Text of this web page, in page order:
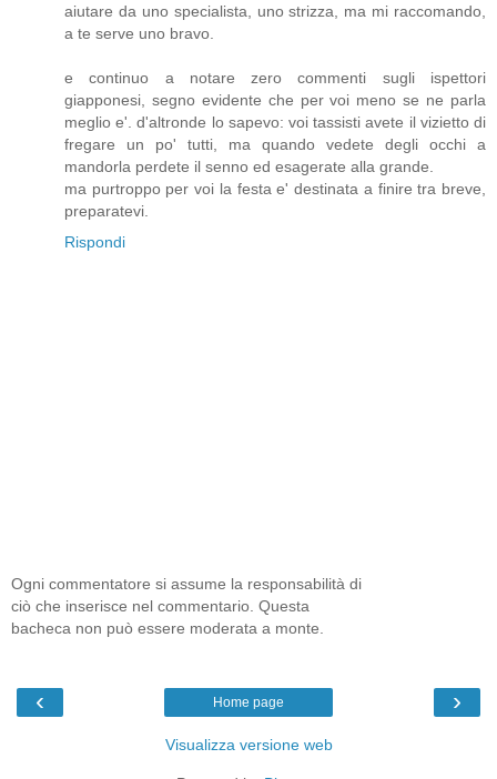
aiutare da uno specialista, uno strizza, ma mi raccomando,
a te serve uno bravo.
e continuo a notare zero commenti sugli ispettori
giapponesi, segno evidente che per voi meno se ne parla
meglio e'. d'altronde lo sapevo: voi tassisti avete il vizietto di
fregare un po' tutti, ma quando vedete degli occhi a
mandorla perdete il senno ed esagerate alla grande.
ma purtroppo per voi la festa e' destinata a finire tra breve,
preparatevi.
Rispondi
Ogni commentatore si assume la responsabilità di
ciò che inserisce nel commentario. Questa
bacheca non può essere moderata a monte.
‹ ›
Home page
Visualizza versione web